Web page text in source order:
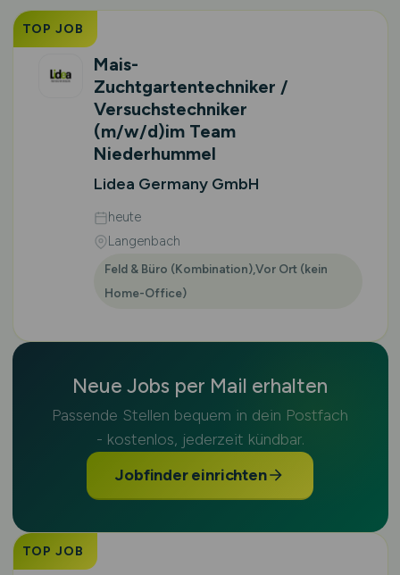
TOP JOB
Mais-
Zuchtgartentechniker /
Versuchstechniker
(m/w/d)im Team
Niederhummel
Lidea Germany GmbH
heute
Langenbach
Feld & Büro (Kombination),Vor Ort (kein
Home-Office)
Neue Jobs per Mail erhalten
Passende Stellen bequem in dein Postfach
- kostenlos, jederzeit kündbar.
Jobfinder einrichten
TOP JOB